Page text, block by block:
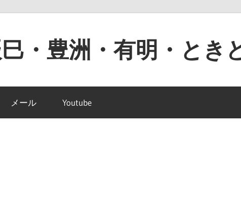
・豊洲・有明・とき
メール Youtube